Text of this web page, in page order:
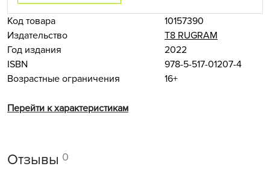
Код товара
10157390
Издательство
Т8 RUGRAM
Год издания
2022
ISBN
978-5-517-01207-4
Возрастные ограничения
16+
Перейти к характеристикам
Отзывы 0